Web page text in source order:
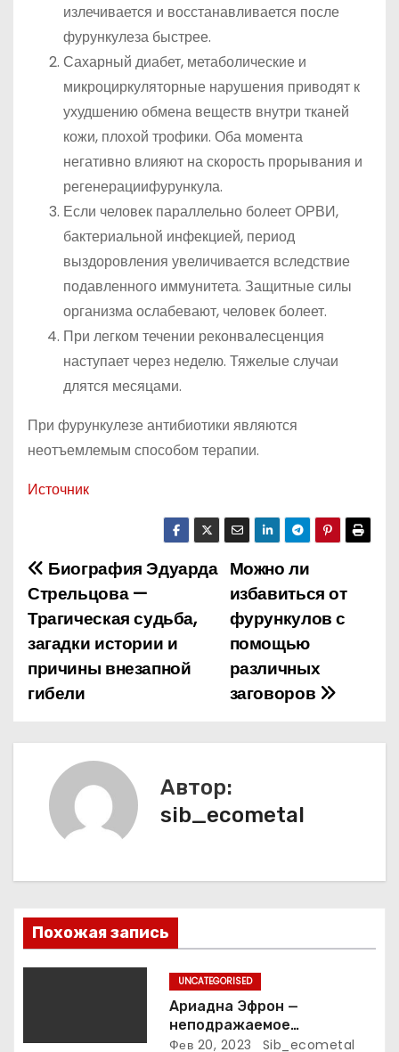
излечивается и восстанавливается после
фурункулеза быстрее.
Сахарный диабет, метаболические и
микроциркуляторные нарушения приводят к
ухудшению обмена веществ внутри тканей
кожи, плохой трофики. Оба момента
негативно влияют на скорость прорывания и
регенерациифурункула.
Если человек параллельно болеет ОРВИ,
бактериальной инфекцией, период
выздоровления увеличивается вследствие
подавленного иммунитета. Защитные силы
организма ослабевают, человек болеет.
При легком течении реконвалесценция
наступает через неделю. Тяжелые случаи
длятся месяцами.
При фурункулезе антибиотики являются
неотъемлемым способом терапии.
Источник
Н
а
в
и
я
п
о
Можно ли
избавиться от
фурункулов с
помощью
различных
заговоров
Биография Эдуарда
Стрельцова —
Трагическая судьба,
загадки истории и
причины внезапной
гибели
Автор:
sib_ecometal
Похожая запись
UNCATEGORISED
Ариадна Эфрон —
неподражаемое
вокзальное
Фев 20, 2023 Sib_ecometal